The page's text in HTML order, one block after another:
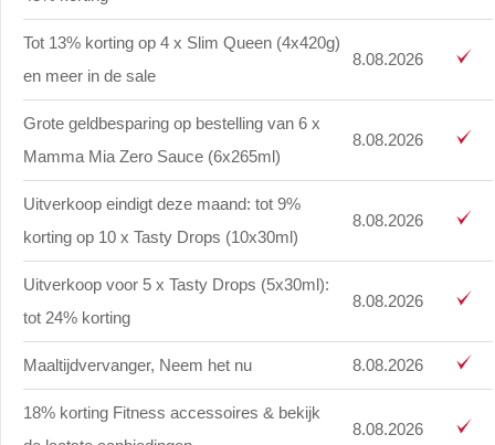
Tot 13% korting op 4 x Slim Queen (4x420g)
en meer in de sale
8.08.2026
Grote geldbesparing op bestelling van 6 x
Mamma Mia Zero Sauce (6x265ml)
8.08.2026
Uitverkoop eindigt deze maand: tot 9%
korting op 10 x Tasty Drops (10x30ml)
8.08.2026
Uitverkoop voor 5 x Tasty Drops (5x30ml):
tot 24% korting
8.08.2026
Maaltijdvervanger, Neem het nu 8.08.2026
18% korting Fitness accessoires & bekijk
8.08.2026